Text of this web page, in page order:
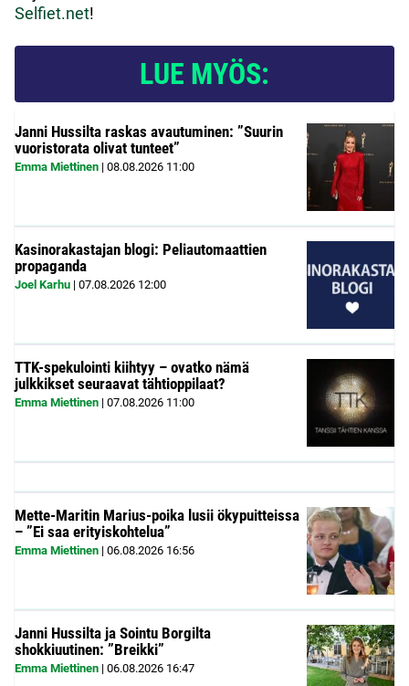
Selfiet.net!
LUE MYÖS:
Janni Hussilta raskas avautuminen: ”Suurin
vuoristorata olivat tunteet”
Emma Miettinen | 08.08.2026 11:00
Kasinorakastajan blogi: Peliautomaattien
propaganda
Joel Karhu | 07.08.2026 12:00
TTK-spekulointi kiihtyy – ovatko nämä
julkkikset seuraavat tähtioppilaat?
Emma Miettinen | 07.08.2026 11:00
Mette-Maritin Marius-poika lusii ökypuitteissa
– ”Ei saa erityiskohtelua”
Emma Miettinen | 06.08.2026 16:56
Janni Hussilta ja Sointu Borgilta
shokkiuutinen: ”Breikki”
Emma Miettinen | 06.08.2026 16:47